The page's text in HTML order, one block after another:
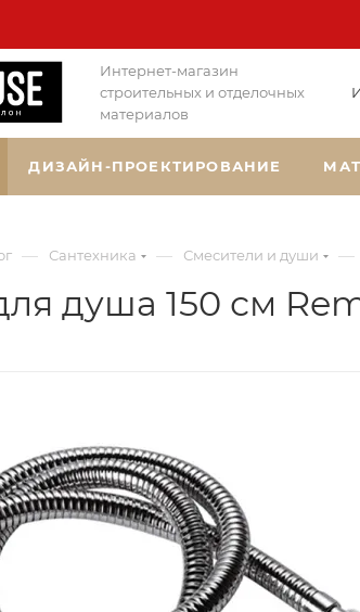
Интернет-магазин
строительных и отделочных
материалов
ДИЗАЙН-ПРОЕКТИРОВАНИЕ
— Сантехника — Смесители и души —
душа 150 см